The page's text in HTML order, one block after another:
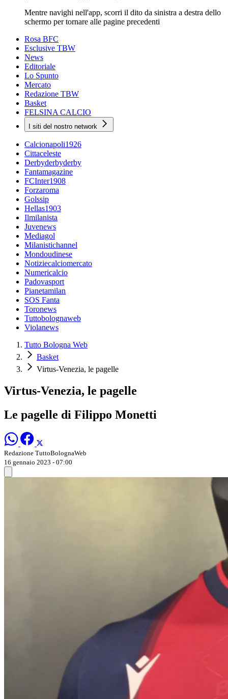
Mentre navighi nell'app, scorri il dito da sinistra a destra dello
schermo per tornare alle pagine precedenti
Rosa BFC
Esclusive TBW
News
Editoriale
Lo Spunto
Mercato
Redazione TBW
Basket
FELSINA CALCIO
I siti del nostro network
Calcionapoli1926
Cittaceleste
Derbyderbyderby
Fantamagazine
FCInter1908
Forzaroma
Golssip
Hellas1903
Ilmilanista
Juvenews
Mediagol
Milanistichannel
Mondoudinese
Notiziecalciomercato
Numericalcio
Padovasport
Pianetamilan
SOS Fanta
Toronews
Tuttobolognaweb
Violanews
Tutto Bologna Web
Basket
Virtus-Venezia, le pagelle
Virtus-Venezia, le pagelle
Le pagelle di Filippo Monetti
Redazione TuttoBolognaWeb
16 gennaio 2023 - 07:00